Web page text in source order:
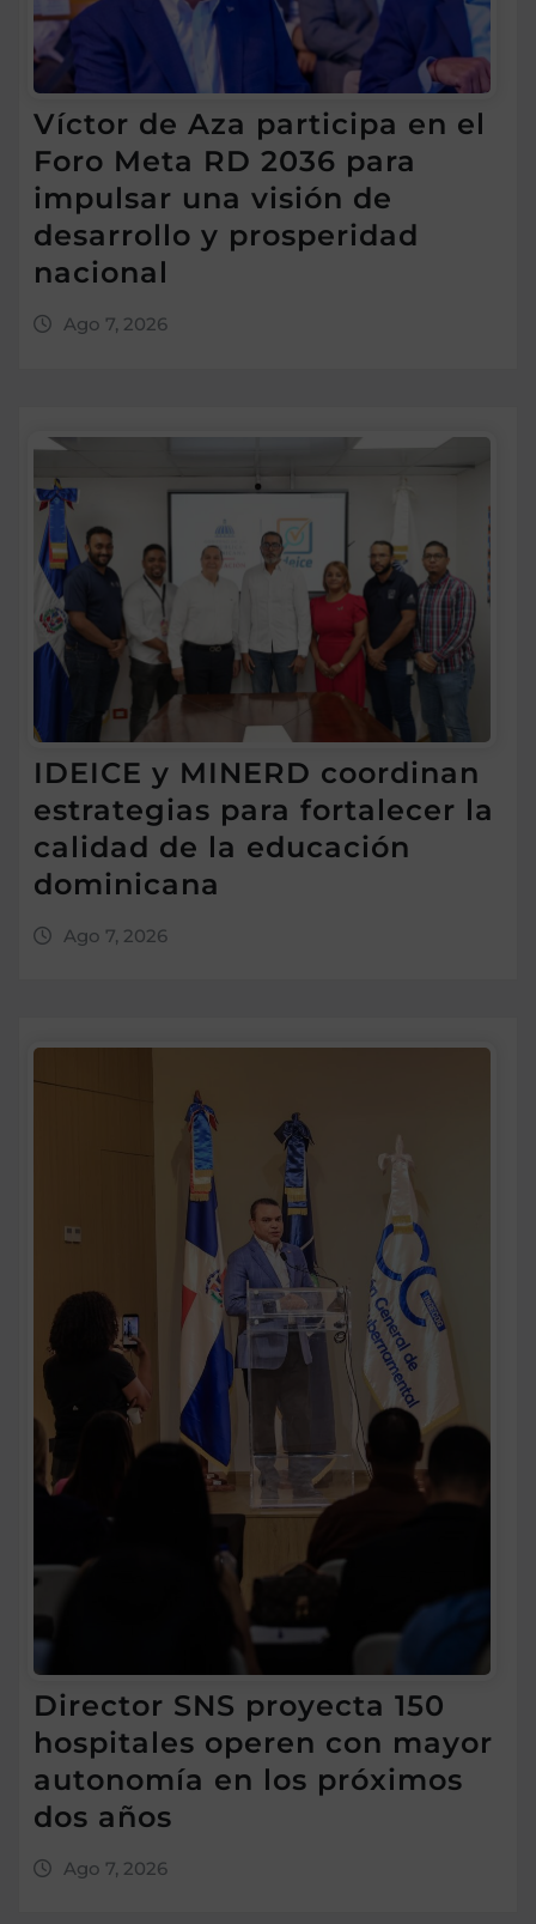
Víctor de Aza participa en el
Foro Meta RD 2036 para
impulsar una visión de
desarrollo y prosperidad
nacional
Ago 7, 2026
IDEICE y MINERD coordinan
estrategias para fortalecer la
calidad de la educación
dominicana
Ago 7, 2026
Director SNS proyecta 150
hospitales operen con mayor
autonomía en los próximos
dos años
Ago 7, 2026